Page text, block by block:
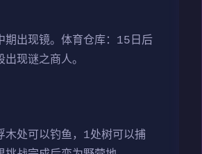
出现镜。 体育仓库：15日后
出现谜之商人。
木处可以钓鱼，1处树可以捕